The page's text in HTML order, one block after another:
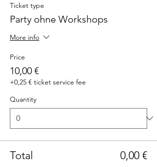
Ticket type
Party ohne Workshops
More info
Price
10,00 €
+0,25 € ticket service fee
Quantity
Total 0,00 €